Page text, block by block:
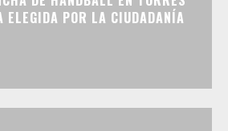
ELEGIDA POR LA CIUDADANÍA